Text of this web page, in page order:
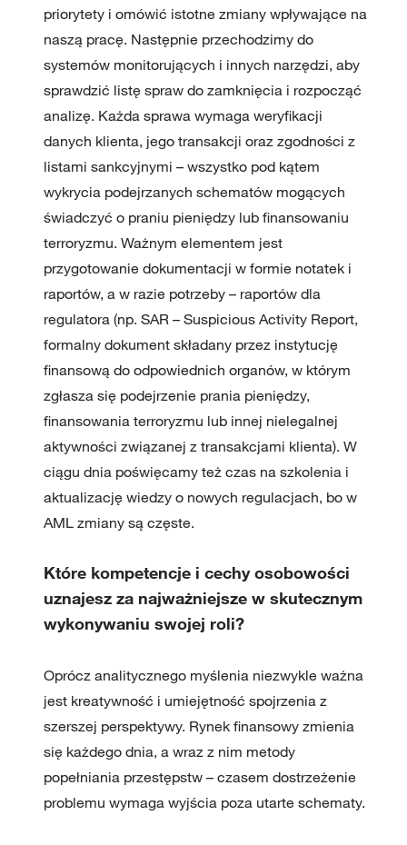
priorytety i omówić istotne zmiany wpływające na
naszą pracę. Następnie przechodzimy do
systemów monitorujących i innych narzędzi, aby
sprawdzić listę spraw do zamknięcia i rozpocząć
analizę. Każda sprawa wymaga weryfikacji
danych klienta, jego transakcji oraz zgodności z
listami sankcyjnymi – wszystko pod kątem
wykrycia podejrzanych schematów mogących
świadczyć o praniu pieniędzy lub finansowaniu
terroryzmu. Ważnym elementem jest
przygotowanie dokumentacji w formie notatek i
raportów, a w razie potrzeby – raportów dla
regulatora (np. SAR – Suspicious Activity Report,
formalny dokument składany przez instytucję
finansową do odpowiednich organów, w którym
zgłasza się podejrzenie prania pieniędzy,
finansowania terroryzmu lub innej nielegalnej
aktywności związanej z transakcjami klienta). W
ciągu dnia poświęcamy też czas na szkolenia i
aktualizację wiedzy o nowych regulacjach, bo w
AML zmiany są częste.
Które kompetencje i cechy osobowości
uznajesz za najważniejsze w skutecznym
wykonywaniu swojej roli?
Oprócz analitycznego myślenia niezwykle ważna
jest kreatywność i umiejętność spojrzenia z
szerszej perspektywy. Rynek finansowy zmienia
się każdego dnia, a wraz z nim metody
popełniania przestępstw – czasem dostrzeżenie
problemu wymaga wyjścia poza utarte schematy.